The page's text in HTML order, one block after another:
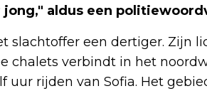
aldus een
slachtoffer een dertiger. Zijn
chalets verbindt in het
uur rijden van Sofia. Het